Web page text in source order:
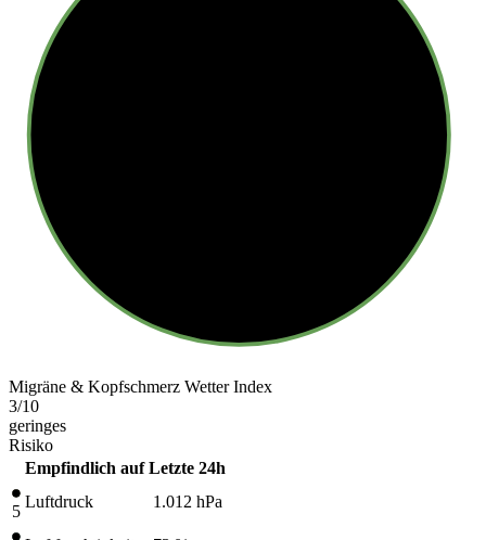
Migräne & Kopfschmerz Wetter Index
3/10
geringes
Risiko
Empfindlich auf Letzte 24h
5
Luftdruck 1.012 hPa